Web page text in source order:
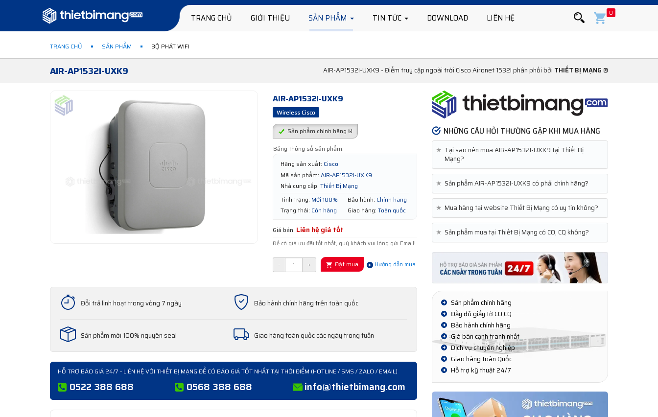
TRANG CHỦ GIỚI THIỆU SẢN PHẨM TIN TỨC DOWNLOAD LIÊN HỆ 0
TRANG CHỦ SẢN PHẨM BỘ PHÁT WIFI
AIR-AP1532I-UXK9 AIR-AP1532I-UXK9 - Điểm truy cập ngoài trời Cisco Aironet 1532I phân phối bởi THIẾT BỊ MẠNG ®
AIR-AP1532I-UXK9
Wireless Cisco
Sản phẩm chính hãng ®
Bảng thông số sản phẩm:
Hãng sản xuất: Cisco
Mã sản phẩm: AIR-AP1532I-UXK9
Nhà cung cấp: Thiết Bị Mạng
Tình trạng: Mới 100% Bảo hành: Chính hãng
Trạng thái: Còn hàng Giao hàng: Toàn quốc
Giá bán: Liên hệ giá tốt
Để có giá ưu đãi tốt nhất, quý khách vui lòng gửi Email!
- + Đặt mua Hướng dẫn mua
Đổi trả linh hoạt trong vòng 7 ngày Bảo hành chính hãng trên toàn quốc
Sản phẩm mới 100% nguyên seal Giao hàng toàn quốc các ngày trong tuần
HỖ TRỢ BÁO GIÁ 24/7 - LIÊN HỆ VỚI THIẾT BỊ MẠNG ĐỂ CÓ BÁO GIÁ TỐT NHẤT TẠI THỜI ĐIỂM (HOTLINE / SMS / ZALO / EMAIL)
0522 388 688 0568 388 688 info@thietbimang.com
NHỮNG CÂU HỎI THƯỜNG GẶP KHI MUA HÀNG
★ Tại sao nên mua AIR-AP1532I-UXK9 tại Thiết Bị
Mạng?
★ Sản phẩm AIR-AP1532I-UXK9 có phải chính hãng?
★ Mua hàng tại website Thiết Bị Mạng có uy tín không?
★ Sản phẩm mua tại Thiết Bị Mạng có CO, CQ không?
Sản phẩm chính hãng
Đầy đủ giấy tờ CO,CQ
Bảo hành chính hãng
Giá bán cạnh tranh nhất
Dịch vụ chuyên nghiệp
Giao hàng toàn Quốc
Hỗ trợ kỹ thuật 24/7